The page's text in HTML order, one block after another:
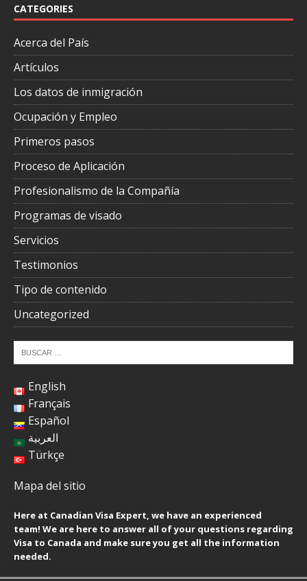
CATEGORIES
Acerca del País
Artículos
Los datos de inmigración
Ocupación y Empleo
Primeros pasos
Proceso de Aplicación
Profesionalismo de la Compañía
Programas de visado
Servicios
Testimonios
Tipo de contenido
Uncategorized
English
Français
Español
العربية
Türkçe
Mapa del sitio
Here at Canadian Visa Expert, we have an experienced
team! We are here to answer all of your questions regarding
Visa to Canada and make sure you get all the information
needed.